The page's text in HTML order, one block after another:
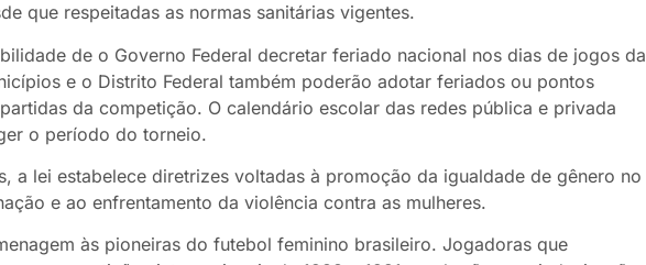
que respeitadas as normas sanitárias vigentes.
de o Governo Federal decretar feriado nacional nos dias de jogos da
e o Distrito Federal também poderão adotar feriados ou pontos
da competição. O calendário escolar das redes pública e privada
o período do torneio.
a lei estabelece diretrizes voltadas à promoção da igualdade de gênero no
e ao enfrentamento da violência contra as mulheres.
às pioneiras do futebol feminino brasileiro. Jogadoras que